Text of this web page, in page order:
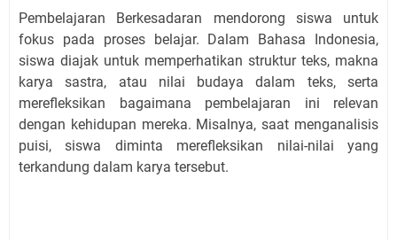
Pembelajaran Berkesadaran mendorong siswa untuk
fokus pada proses belajar. Dalam Bahasa Indonesia,
siswa diajak untuk memperhatikan struktur teks, makna
karya sastra, atau nilai budaya dalam teks, serta
merefleksikan bagaimana pembelajaran ini relevan
dengan kehidupan mereka. Misalnya, saat menganalisis
puisi, siswa diminta merefleksikan nilai-nilai yang
terkandung dalam karya tersebut.